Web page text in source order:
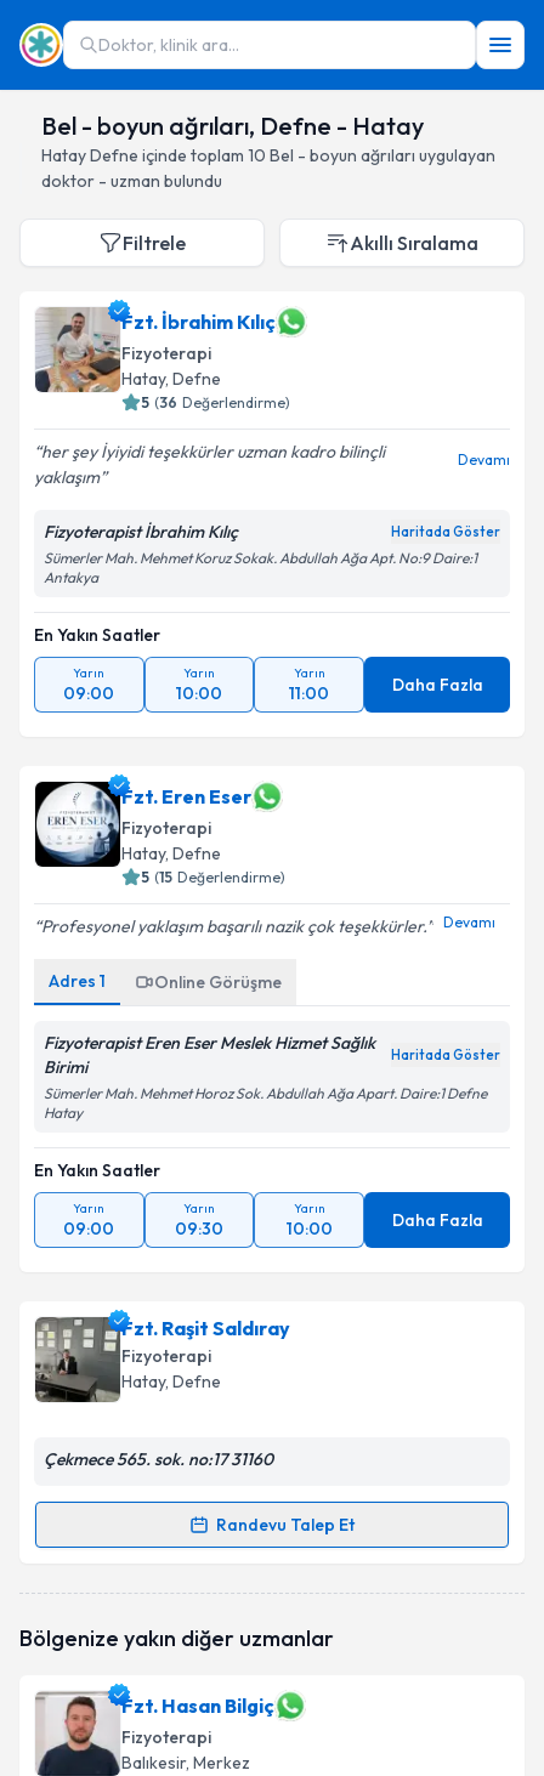
Doktor, klinik ara...
Bel - boyun ağrıları, Defne - Hatay
HatayDefne içinde toplam 10 Bel - boyun ağrıları uygulayan
doktor - uzman bulundu
Filtrele Akıllı Sıralama
Fzt. İbrahim Kılıç
Fizyoterapi
Hatay, Defne
5 (36 Değerlendirme)
her şey İyiyidi teşekkürler uzman kadro bilinçli
yaklaşım
Devamı
Fizyoterapist İbrahim Kılıç Haritada Göster
Sümerler Mah. Mehmet Koruz Sokak. Abdullah Ağa Apt. No:9 Daire:1
Antakya
En Yakın Saatler
Yarın
09:00
Yarın
10:00
Yarın
11:00 Daha Fazla
Fzt. Eren Eser
Fizyoterapi
Hatay, Defne
5 (15 Değerlendirme)
Profesyonel yaklaşım başarılı nazik çok teşekkürler. Devamı
Adres 1 Online Görüşme
Fizyoterapist Eren Eser Meslek Hizmet Sağlık
Birimi
Haritada Göster
Sümerler Mah. Mehmet Horoz Sok. Abdullah Ağa Apart. Daire:1 Defne
Hatay
En Yakın Saatler
Yarın
09:00
Yarın
09:30
Yarın
10:00 Daha Fazla
Fzt. Raşit Saldıray
Fizyoterapi
Hatay, Defne
Çekmece 565. sok. no:17 31160
Randevu Talep Et
Randevu Takvimi Talebi
oluşturun. Size bu uzmandan randevu almanız için bir
E-posta Adresiniz
Bölgenize yakın diğer uzmanlar
Fzt. Hasan Bilgiç
Fizyoterapi
Balıkesir, Merkez